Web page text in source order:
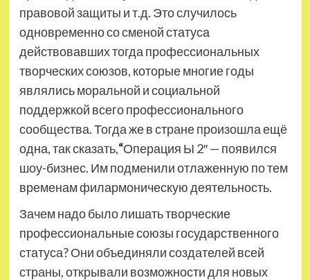
правовой защиты и т.д. Это случилось
одновременно со сменой статуса
действовавших тогда профессиональных
творческих союзов, которые многие годы
являлись моральной и социальной
поддержкой всего профессионального
сообщества. Тогда же в стране произошла ещё
одна, так сказать,“Операция Ы 2″ — появился
шоу-бизнес. Им подменили отлаженную по тем
временам филармоническую деятельность.
Зачем надо было лишать творческие
профессиональные союзы государственного
статуса? Они объединяли создателей всей
страны, открывали возможности для новых